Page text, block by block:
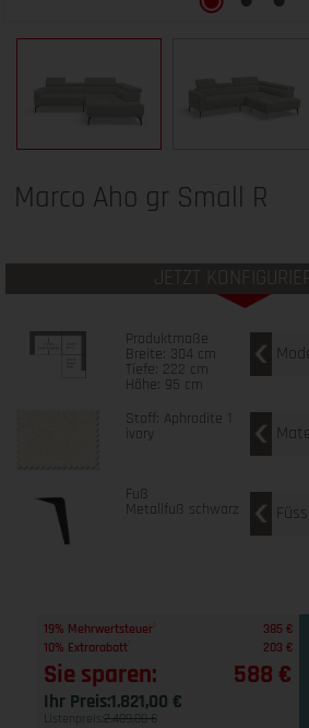
Marco Aho gr Small R
JETZT
Produktmaße
Breite: 304 cm
Tiefe: 222 cm
Höhe: 95 cm
Stoff: Aphrodite 1
ivory
Fuß
Metallfuß schwarz
19% Mehrwertsteuer
385 €
10% Extrarabatt
203 €
Sie sparen: 588 €
Ihr Preis:1.821,00 €
Listenpreis: 2.409,00 €